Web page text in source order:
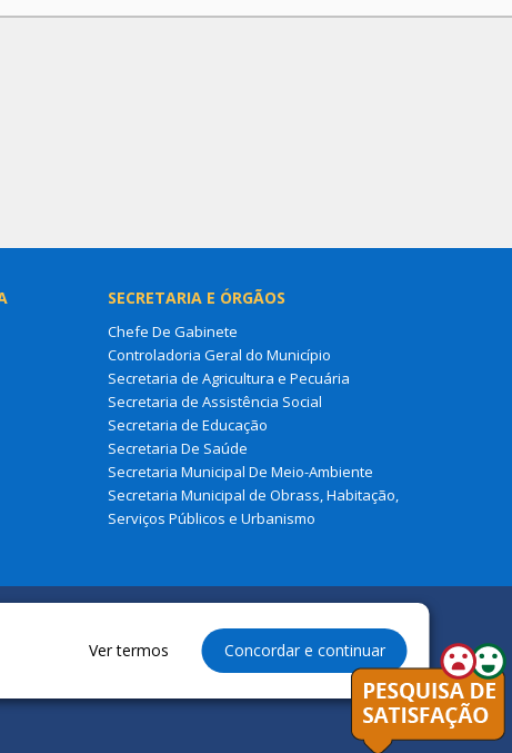
SECRETARIA E ÓRGÃOS
Chefe De Gabinete
Controladoria Geral do Município
Secretaria de Agricultura e Pecuária
Secretaria de Assistência Social
Secretaria de Educação
Secretaria De Saúde
Secretaria Municipal De Meio-Ambiente
Secretaria Municipal de Obrass, Habitação,
Serviços Públicos e Urbanismo
reservados à Prefeitura Municipal de Cajapió
Ver termos Concordar e continuar